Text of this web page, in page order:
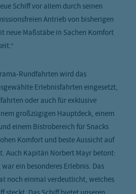
Schiff vor allem durch seinen
Antrieb von bisherigen
neue Maßstäbe in Sachen Komfort
Rundfahrten wird das
Erlebnisfahrten eingesetzt,
oder auch für exklusive
großzügigen Hauptdeck, einem
einem Bistrobereich für Snacks
Komfort und beste Aussicht auf
Auch Kapitän Norbert Mayr betont:
ein besonderes Erlebnis. Das
noch einmal verdeutlicht, welches